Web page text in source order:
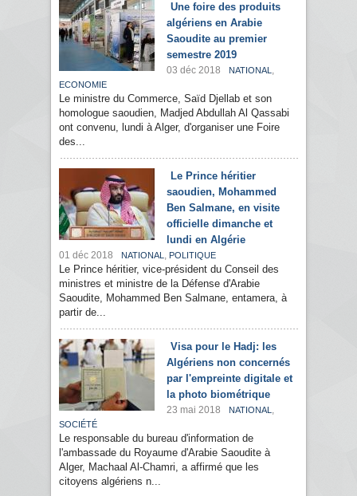
Une foire des produits
algériens en Arabie
Saoudite au premier
semestre 2019
03 déc 2018 NATIONAL ,
ECONOMIE
Le ministre du Commerce, Saïd Djellab et son
homologue saoudien, Madjed Abdullah Al Qassabi
ont convenu, lundi à Alger, d'organiser une Foire
des...
Le Prince héritier
saoudien, Mohammed
Ben Salmane, en visite
officielle dimanche et
lundi en Algérie
01 déc 2018 NATIONAL , POLITIQUE
Le Prince héritier, vice-président du Conseil des
ministres et ministre de la Défense d'Arabie
Saoudite, Mohammed Ben Salmane, entamera, à
partir de...
Visa pour le Hadj: les
Algériens non concernés
par l'empreinte digitale et
la photo biométrique
23 mai 2018 NATIONAL ,
SOCIÉTÉ
Le responsable du bureau d'information de
l'ambassade du Royaume d'Arabie Saoudite à
Alger, Machaal Al-Chamri, a affirmé que les
citoyens algériens n...